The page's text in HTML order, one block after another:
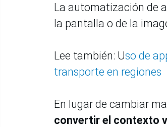
La automatización de
la pantalla o de la
Lee también: Uso de
transporte en regiones
En lugar de cambiar
convertir el contexto